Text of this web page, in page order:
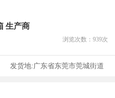
生产商
浏览次数： 939次
发货地:广东省东莞市莞城街道